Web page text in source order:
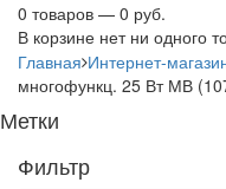
0 товаров — 0 руб.
В корзине нет ни одного
Главная Интернет-
многофункц. 25 Вт МВ
Метки
Фильтр